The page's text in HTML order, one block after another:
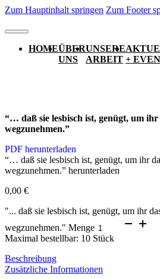
Zum Hauptinhalt springen Zum Footer
HOMEÜBER
UNS
UNSERE
ARBEIT +
“… daß sie lesbisch ist, genügt, um ihr
wegzunehmen.”
PDF herunterladen
“… daß sie lesbisch ist, genügt, um ihr
wegzunehmen.” herunterladen
0,00 €
"... daß sie lesbisch ist, genügt, um ihr
wegzunehmen." Menge
Maximal bestellbar: 10 Stück
Beschreibung
Zusätzliche Informationen